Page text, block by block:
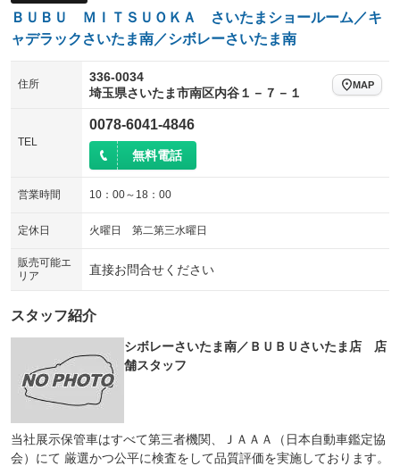
ＢＵＢＵ ＭＩＴＳＵＯＫＡ さいたまショールーム／キ
ャデラックさいたま南／シボレーさいたま南
住所
336-0034
埼玉県さいたま市南区内谷１－７－１
MAP
TEL
0078-6041-4846
無料電話
営業時間 10：00～18：00
定休日 火曜日 第二第三水曜日
販売可能エ
リア
直接お問合せください
スタッフ紹介
シボレーさいたま南／ＢＵＢＵさいたま店 店
舗スタッフ
当社展示保管車はすべて第三者機関、ＪＡＡＡ（日本自動車鑑定協
会）にて 厳選かつ公平に検査をして品質評価を実施しております。